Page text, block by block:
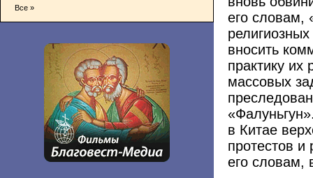
Все »
его словам,
вносить
практику их
массовых
в Китае
протестов
его словам,